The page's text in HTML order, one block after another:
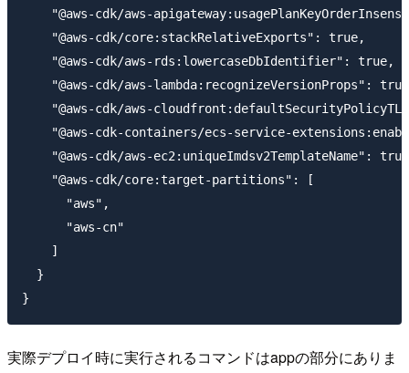
"@aws-cdk/aws-
    "@aws-cdk/core:stackRelativeExports": true,
    "@aws-cdk/aws-rds:lowercaseDbIdentifier": true,
"@aws-cdk/aws-lambda:recognizeVersionProps":
"@aws-cdk/aws-
"@aws-cdk-containers/ecs-service-
"@aws-cdk/aws-ec2:uniqueImdsv2TemplateName":
    "@aws-cdk/core:target-partitions": [
      "aws",
      "aws-cn"
    ]
  }
実際デプロイ時に実行されるコマンドはappの部分にありま